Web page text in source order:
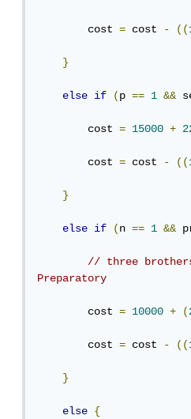
cost = cost - ((
}
else if (p == 1 &&
cost = 15000 +
cost = cost - ((
}
else if (n == 1 &&
// three
Preparatory
cost = 10000 + (
cost = cost - ((
}
else {